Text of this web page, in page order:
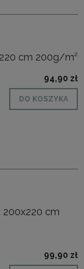
cm 200g/m²
94,90 zł
DO KOSZYKA
200x220 cm
99,90 zł